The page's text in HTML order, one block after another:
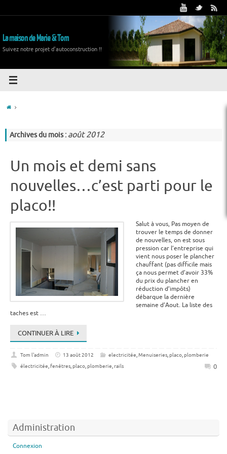
La maison de Marie & Tom
Suivez notre projet d'autoconstruction !!
Archives du mois : août 2012
Un mois et demi sans
nouvelles…c’est parti pour le
placo!!
Salut à vous, Pas moyen de
trouver le temps de donner
de nouvelles, on est sous
pression car l’entreprise qui
vient nous poser le plancher
chauffant (pas difficile mais
ça nous permet d’avoir 33%
du prix du plancher en
réduction d’impôts)
débarque la dernière
semaine d’Aout. La liste des
taches est …
CONTINUER À LIRE
Tom l'admin 13 août 2012 electricitée,Menuiseries,placo,plomberie
électricitée,fenêtres,placo,plomberie,rails 0
Administration
Connexion